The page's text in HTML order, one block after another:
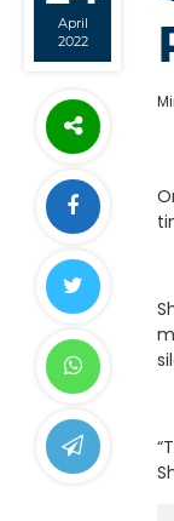
April
2022